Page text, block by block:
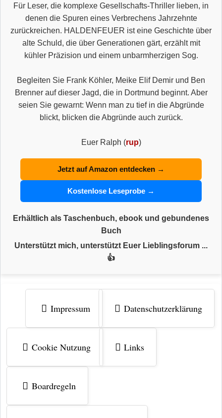
Für Leser, die komplexe Gesellschafts-Thriller lieben, in
denen die Spuren eines Verbrechens Jahrzehnte
zurückreichen. HALDENFEUER ist eine Geschichte über
alte Schuld, die über Generationen gärt, erzählt mit
kühler Präzision und einem unbarmherzigen Sog.
Begleiten Sie Frank Köhler, Meike Elif Demir und Ben
Brenner auf dieser Jagd, die in Dortmund beginnt. Aber
seien Sie gewarnt: Wenn man zu tief in die Abgründe
blickt, blicken die Abgründe auch zurück.
Euer Ralph (rup)
Jetzt auf Amazon entdecken →
Kostenlose Leseprobe →
Erhältlich als Taschenbuch, ebook und gebundenes
Buch
Unterstützt mich, unterstützt Euer Lieblingsforum ...
👍
Impressum Datenschutzerklärung
Cookie Nutzung Links
Boardregeln